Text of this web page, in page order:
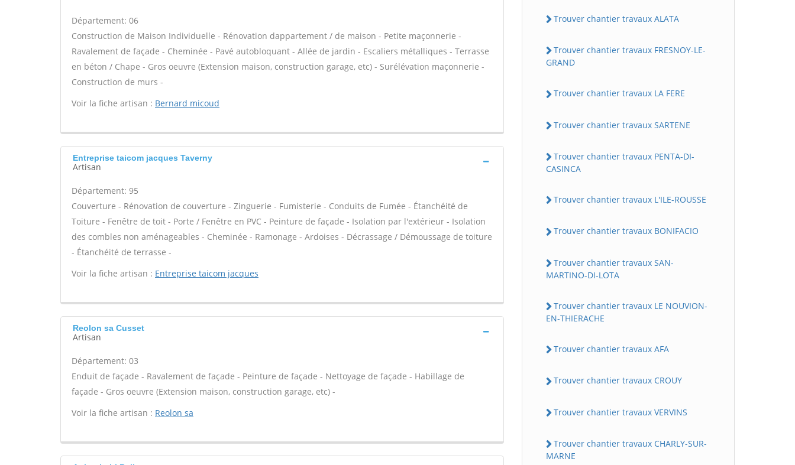
Département: 06
Construction de Maison Individuelle - Rénovation dappartement / de maison - Petite maçonnerie -
Ravalement de façade - Cheminée - Pavé autobloquant - Allée de jardin - Escaliers métalliques - Terrasse
en béton / Chape - Gros oeuvre (Extension maison, construction garage, etc) - Surélévation maçonnerie -
Construction de murs -
Voir la fiche artisan : Bernard micoud
Entreprise taicom jacques Taverny
Artisan
Département: 95
Couverture - Rénovation de couverture - Zinguerie - Fumisterie - Conduits de Fumée - Étanchéité de
Toiture - Fenêtre de toit - Porte / Fenêtre en PVC - Peinture de façade - Isolation par l'extérieur - Isolation
des combles non aménageables - Cheminée - Ramonage - Ardoises - Décrassage / Démoussage de toiture
- Étanchéité de terrasse -
Voir la fiche artisan : Entreprise taicom jacques
Reolon sa Cusset
Artisan
Département: 03
Enduit de façade - Ravalement de façade - Peinture de façade - Nettoyage de façade - Habillage de
façade - Gros oeuvre (Extension maison, construction garage, etc) -
Voir la fiche artisan : Reolon sa
Trouver chantier travaux ALATA
Trouver chantier travaux FRESNOY-LE-
GRAND
Trouver chantier travaux LA FERE
Trouver chantier travaux SARTENE
Trouver chantier travaux PENTA-DI-
CASINCA
Trouver chantier travaux L'ILE-ROUSSE
Trouver chantier travaux BONIFACIO
Trouver chantier travaux SAN-
MARTINO-DI-LOTA
Trouver chantier travaux LE NOUVION-
EN-THIERACHE
Trouver chantier travaux AFA
Trouver chantier travaux CROUY
Trouver chantier travaux VERVINS
Trouver chantier travaux CHARLY-SUR-
MARNE